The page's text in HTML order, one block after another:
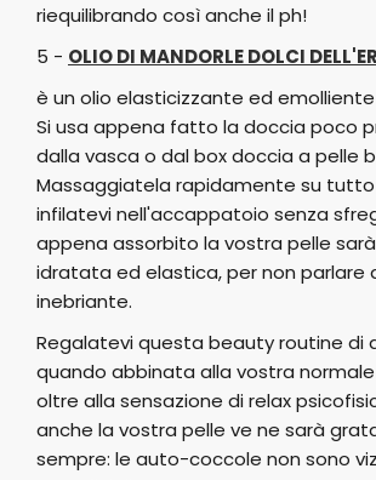
riequilibrando così anche il ph!
5 - OLIO DI MANDORLE DOLCI
è un olio elasticizzante ed
Si usa appena fatto la doccia poco
dalla vasca o dal box doccia a pelle
Massaggiatela rapidamente su
infilatevi nell'accappatoio senza
appena assorbito la vostra pelle
idratata ed elastica, per non parlare
inebriante.
Regalatevi questa beauty routine di
quando abbinata alla vostra
oltre alla sensazione di relax
anche la vostra pelle ve ne sarà
sempre: le auto-coccole non sono